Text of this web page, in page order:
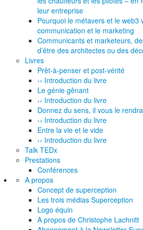
leur entreprise
Pourquoi le métavers et le web3
communication et le marketing
Communicants et marketeurs,
d’être des architectes ou des
Livres
Prêt-à-penser et post-vérité
›› Introduction du livre
Le génie gênant
›› Introduction du livre
Donnez du sens, il vous le rendra
›› Introduction du livre
Entre la vie et le vide
›› Introduction du livre
Talk TEDx
Prestations
Conférences
A propos
Concept de superception
Les trois médias Superception
Logo équin
A propos de Christophe Lachnitt